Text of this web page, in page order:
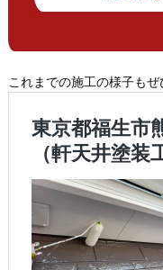
これまでの施工の様子も